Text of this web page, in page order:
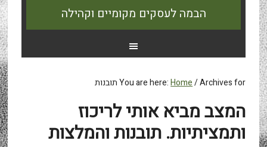
הבמה לעסקים מקומיים וקהילה
You are here:Home/Archives for תובנות
המצב מביא אותי לריכוז
ותמציתיות. תובנות והמלצות